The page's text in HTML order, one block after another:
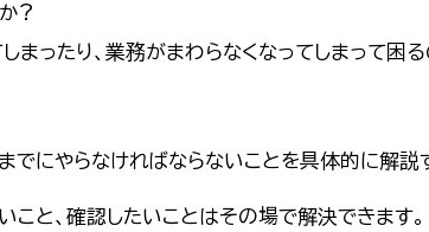
?
ったり、業務がまわらなくなってしまって困る
でにやらなければならないことを具体的に解説
と、確認したいことはその場で解決できます。